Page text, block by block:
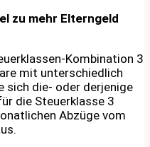
zu mehr Elterngeld
Kombination 3
mit unterschiedlich
sich die- oder derjenige
die Steuerklasse 3
Abzüge vom